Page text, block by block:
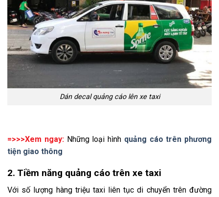
Dán decal quảng cáo lên xe taxi
=>>>Xem ngay: Những loại hình quảng cáo trên phương
tiện giao thông
2. Tiềm năng quảng cáo trên xe taxi
Với số lượng hàng triệu taxi liên tục di chuyển trên đường